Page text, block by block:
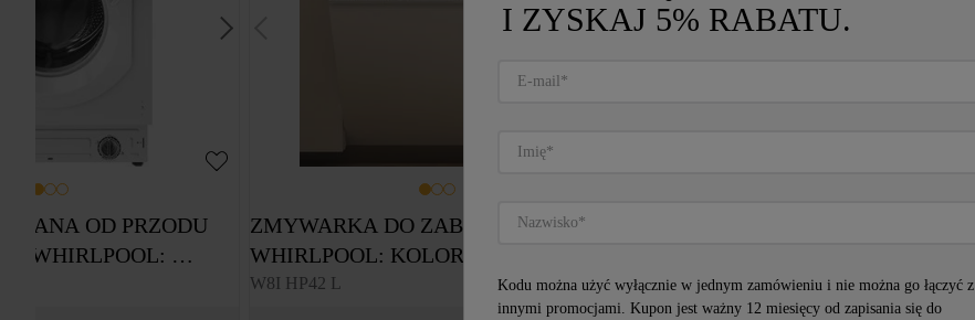
OD PRZODU
WHIRLPOOL:
ZMYWARKA DO ZABUDOWY
WHIRLPOOL: KOLOR CZARNY,
PEŁNOWYMIAROWA - W8I HP42 L
W8I HP42 L
6312 W4E
WHMFF 6312 W4E
I ZYSKAJ 5% RABATU.
Kodu można użyć wyłącznie w jednym zamówieniu i nie można go łączyć z
innymi promocjami. Kupon jest ważny 12 miesięcy od zapisania się do